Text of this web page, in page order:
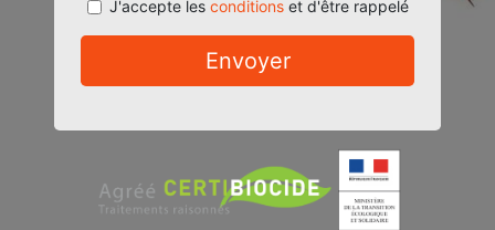
J'accepte les conditionset d'être rappelé
Envoyer